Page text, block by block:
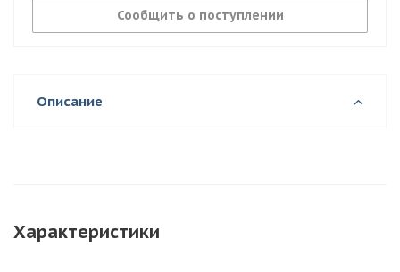
Сообщить о поступлении
Описание
Характеристики